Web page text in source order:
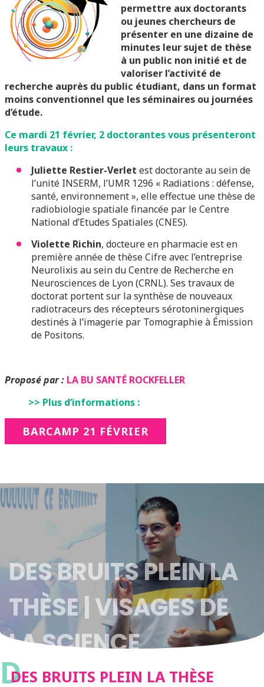
permettre aux doctorants
ou jeunes chercheurs de
présenter en une dizaine de
minutes leur sujet de thèse
à un public non initié et de
valoriser l’activité de
recherche auprès du public étudiant, dans un format
moins conventionnel que les séminaires ou journées
d’étude.
Ce mardi 21 février, 2 doctorantes vous présenteront
leurs travaux :
Juliette Restier-Verlet est doctorante au sein de
l’unité INSERM, l’UMR 1296 « Radiations : défense,
santé, environnement », elle effectue une thèse de
radiobiologie spatiale financée par le Centre
National d’Etudes Spatiales (CNES).
Violette Richin, docteure en pharmacie est en
première année de thèse Cifre avec l’entreprise
Neurolixis au sein du Centre de Recherche en
Neurosciences de Lyon (CRNL). Ses travaux de
doctorat portent sur la synthèse de nouveaux
radiotraceurs des récepteurs sérotoninergiques
destinés à l’imagerie par Tomographie à Émission
de Positons.
Proposé par : LA BU SANTÉ ROCKFELLER
>> Plus d’informations :
BARCAMP 21 FÉVRIER
DES BRUITS PLEIN LA
THÈSE | VISAGES DE
LA SCIENCE
DDES BRUITS PLEIN LA THÈSE